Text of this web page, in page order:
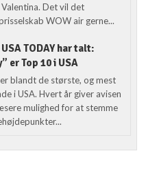
Det vil det
WOW air gerne...
TODAY har talt:
er Top 10 i USA
blandt de største, og mest
i USA. Hvert år giver avisen
mulighed for at stemme